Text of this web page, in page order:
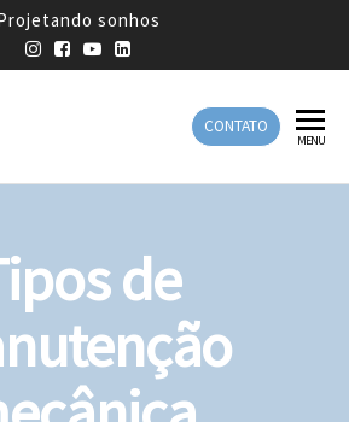
sonhos
Engenharia
Engenharia
CONTATO
MENU
de